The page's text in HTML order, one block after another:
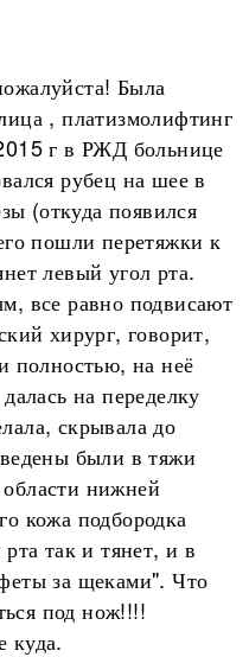
Была
, платизмолифтинг
г в РЖД больнице
рубец на шее в
(откуда появился
пошли перетяжки к
левый угол рта.
все равно подвисают
хирург, говорит,
полностью, на неё
на переделку
скрывала до
были в тяжи
нижней
кожа подбородка
так и тянет, и в
за щеками". Что
под нож!!!!
куда.